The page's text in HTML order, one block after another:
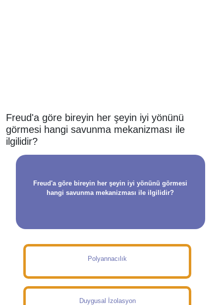
Freud'a göre bireyin her şeyin iyi yönünü
görmesi hangi savunma mekanizması ile
ilgilidir?
Freud'a göre bireyin her şeyin iyi yönünü görmesi
hangi savunma mekanizması ile ilgilidir?
Polyannacılık
Duygusal İzolasyon